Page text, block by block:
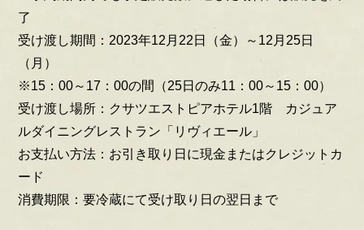
了
受け渡し期間：2023年12月22日（金）～12月25日
（月）
※15：00～17：00の間（25日のみ11：00～15：00）
受け渡し場所：クサツエストピアホテル1階 カジュア
ルダイニングレストラン「リヴィエール」
お支払い方法：お引き取り日に現金またはクレジットカ
ード
​消費期限：要冷蔵にて受け取り日の翌日まで